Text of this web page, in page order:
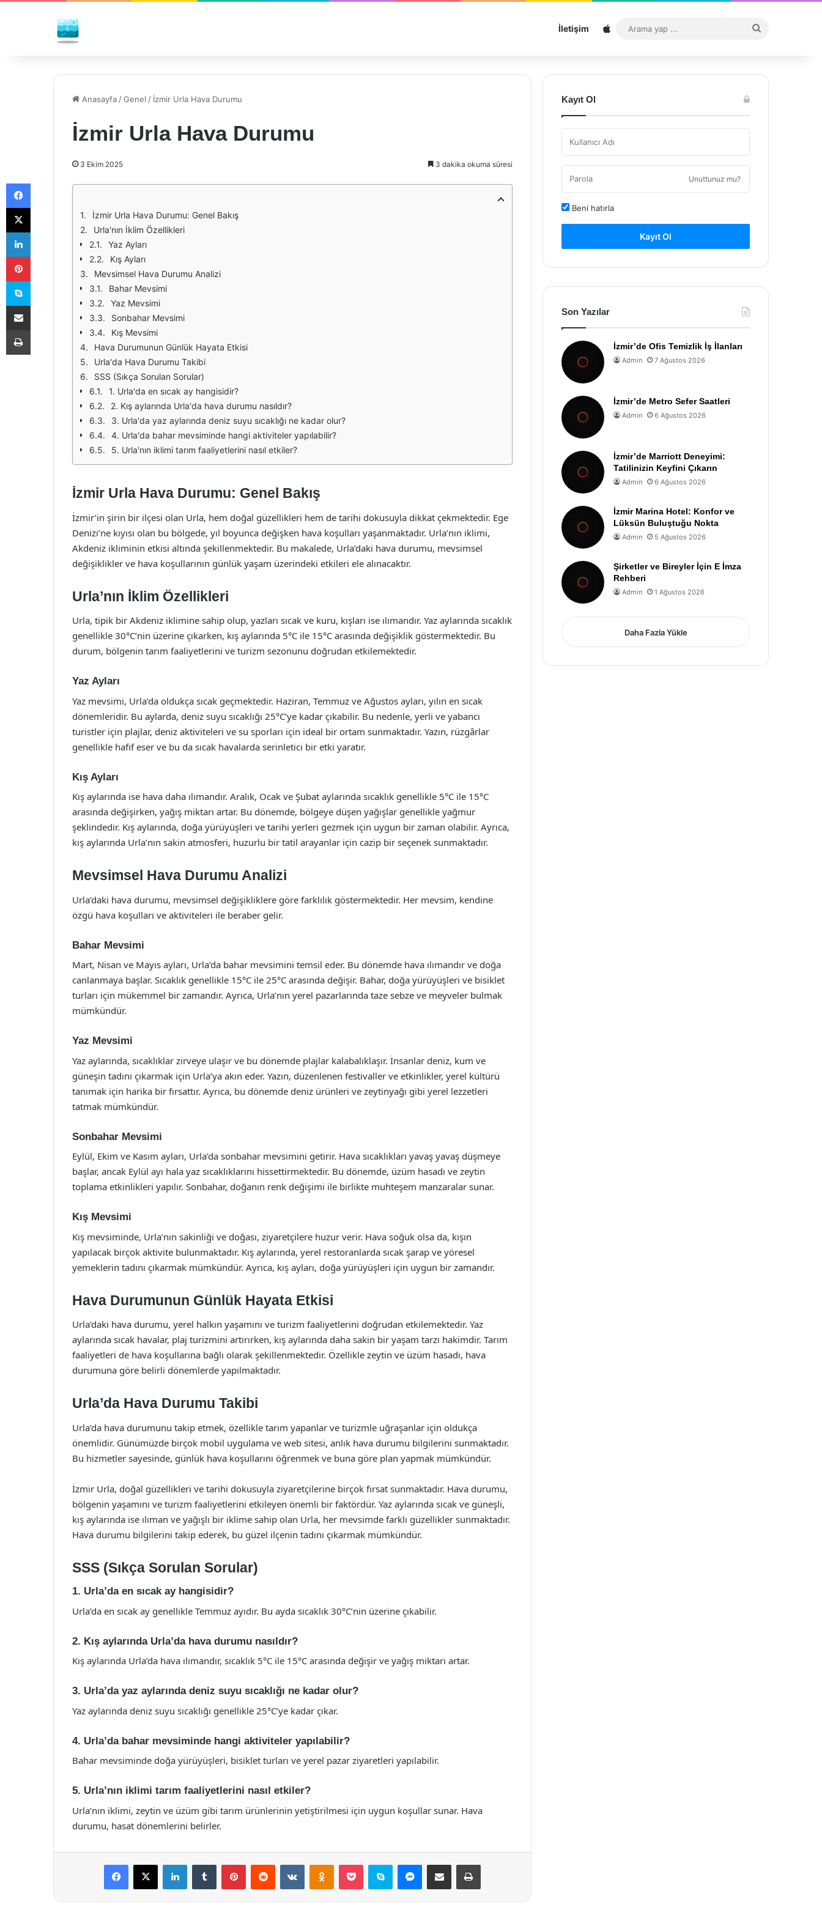
İletişim Sitemap
...
Anasayfa /Genel / İzmir Urla Hava Durumu
İzmir Urla Hava Durumu
3 Ekim 2025 3 dakika okuma süresi
İzmir Urla Hava Durumu: Genel Bakış
Urla'nın İklim Özellikleri
Yaz Ayları
Kış Ayları
Mevsimsel Hava Durumu Analizi
Bahar Mevsimi
Yaz Mevsimi
Sonbahar Mevsimi
Kış Mevsimi
Hava Durumunun Günlük Hayata Etkisi
Urla'da Hava Durumu Takibi
SSS (Sıkça Sorulan Sorular)
1. Urla'da en sıcak ay hangisidir?
2. Kış aylarında Urla'da hava durumu nasıldır?
3. Urla'da yaz aylarında deniz suyu sıcaklığı ne kadar olur?
4. Urla'da bahar mevsiminde hangi aktiviteler yapılabilir?
5. Urla'nın iklimi tarım faaliyetlerini nasıl etkiler?
İzmir Urla Hava Durumu: Genel Bakış
İzmir’in şirin bir ilçesi olan Urla, hem doğal güzellikleri hem de tarihi dokusuyla dikkat çekmektedir. Ege
Denizi’ne kıyısı olan bu bölgede, yıl boyunca değişken hava koşulları yaşanmaktadır. Urla’nın iklimi,
Akdeniz ikliminin etkisi altında şekillenmektedir. Bu makalede, Urla’daki hava durumu, mevsimsel
değişiklikler ve hava koşullarının günlük yaşam üzerindeki etkileri ele alınacaktır.
Urla’nın İklim Özellikleri
Urla, tipik bir Akdeniz iklimine sahip olup, yazları sıcak ve kuru, kışları ise ılımandır. Yaz aylarında sıcaklık
genellikle 30°C’nin üzerine çıkarken, kış aylarında 5°C ile 15°C arasında değişiklik göstermektedir. Bu
durum, bölgenin tarım faaliyetlerini ve turizm sezonunu doğrudan etkilemektedir.
Yaz Ayları
Yaz mevsimi, Urla’da oldukça sıcak geçmektedir. Haziran, Temmuz ve Ağustos ayları, yılın en sıcak
dönemleridir. Bu aylarda, deniz suyu sıcaklığı 25°C’ye kadar çıkabilir. Bu nedenle, yerli ve yabancı
turistler için plajlar, deniz aktiviteleri ve su sporları için ideal bir ortam sunmaktadır. Yazın, rüzgârlar
genellikle hafif eser ve bu da sıcak havalarda serinletici bir etki yaratır.
Kış Ayları
Kış aylarında ise hava daha ılımandır. Aralık, Ocak ve Şubat aylarında sıcaklık genellikle 5°C ile 15°C
arasında değişirken, yağış miktarı artar. Bu dönemde, bölgeye düşen yağışlar genellikle yağmur
şeklindedir. Kış aylarında, doğa yürüyüşleri ve tarihi yerleri gezmek için uygun bir zaman olabilir. Ayrıca,
kış aylarında Urla’nın sakin atmosferi, huzurlu bir tatil arayanlar için cazip bir seçenek sunmaktadır.
Mevsimsel Hava Durumu Analizi
Urla’daki hava durumu, mevsimsel değişikliklere göre farklılık göstermektedir. Her mevsim, kendine
özgü hava koşulları ve aktiviteleri ile beraber gelir.
Bahar Mevsimi
Mart, Nisan ve Mayıs ayları, Urla’da bahar mevsimini temsil eder. Bu dönemde hava ılımandır ve doğa
canlanmaya başlar. Sıcaklık genellikle 15°C ile 25°C arasında değişir. Bahar, doğa yürüyüşleri ve bisiklet
turları için mükemmel bir zamandır. Ayrıca, Urla’nın yerel pazarlarında taze sebze ve meyveler bulmak
mümkündür.
Yaz Mevsimi
Yaz aylarında, sıcaklıklar zirveye ulaşır ve bu dönemde plajlar kalabalıklaşır. İnsanlar deniz, kum ve
güneşin tadını çıkarmak için Urla’ya akın eder. Yazın, düzenlenen festivaller ve etkinlikler, yerel kültürü
tanımak için harika bir fırsattır. Ayrıca, bu dönemde deniz ürünleri ve zeytinyağı gibi yerel lezzetleri
tatmak mümkündür.
Sonbahar Mevsimi
Eylül, Ekim ve Kasım ayları, Urla’da sonbahar mevsimini getirir. Hava sıcaklıkları yavaş yavaş düşmeye
başlar, ancak Eylül ayı hala yaz sıcaklıklarını hissettirmektedir. Bu dönemde, üzüm hasadı ve zeytin
toplama etkinlikleri yapılır. Sonbahar, doğanın renk değişimi ile birlikte muhteşem manzaralar sunar.
Kış Mevsimi
Kış mevsiminde, Urla’nın sakinliği ve doğası, ziyaretçilere huzur verir. Hava soğuk olsa da, kışın
yapılacak birçok aktivite bulunmaktadır. Kış aylarında, yerel restoranlarda sıcak şarap ve yöresel
yemeklerin tadını çıkarmak mümkündür. Ayrıca, kış ayları, doğa yürüyüşleri için uygun bir zamandır.
Hava Durumunun Günlük Hayata Etkisi
Urla’daki hava durumu, yerel halkın yaşamını ve turizm faaliyetlerini doğrudan etkilemektedir. Yaz
aylarında sıcak havalar, plaj turizmini artırırken, kış aylarında daha sakin bir yaşam tarzı hakimdir. Tarım
faaliyetleri de hava koşullarına bağlı olarak şekillenmektedir. Özellikle zeytin ve üzüm hasadı, hava
durumuna göre belirli dönemlerde yapılmaktadır.
Urla’da Hava Durumu Takibi
Urla’da hava durumunu takip etmek, özellikle tarım yapanlar ve turizmle uğraşanlar için oldukça
önemlidir. Günümüzde birçok mobil uygulama ve web sitesi, anlık hava durumu bilgilerini sunmaktadır.
Bu hizmetler sayesinde, günlük hava koşullarını öğrenmek ve buna göre plan yapmak mümkündür.
İzmir Urla, doğal güzellikleri ve tarihi dokusuyla ziyaretçilerine birçok fırsat sunmaktadır. Hava durumu,
bölgenin yaşamını ve turizm faaliyetlerini etkileyen önemli bir faktördür. Yaz aylarında sıcak ve güneşli,
kış aylarında ise ılıman ve yağışlı bir iklime sahip olan Urla, her mevsimde farklı güzellikler sunmaktadır.
Hava durumu bilgilerini takip ederek, bu güzel ilçenin tadını çıkarmak mümkündür.
SSS (Sıkça Sorulan Sorular)
1. Urla’da en sıcak ay hangisidir?
Urla’da en sıcak ay genellikle Temmuz ayıdır. Bu ayda sıcaklık 30°C’nin üzerine çıkabilir.
2. Kış aylarında Urla’da hava durumu nasıldır?
Kış aylarında Urla’da hava ılımandır, sıcaklık 5°C ile 15°C arasında değişir ve yağış miktarı artar.
3. Urla’da yaz aylarında deniz suyu sıcaklığı ne kadar olur?
Yaz aylarında deniz suyu sıcaklığı genellikle 25°C’ye kadar çıkar.
4. Urla’da bahar mevsiminde hangi aktiviteler yapılabilir?
Bahar mevsiminde doğa yürüyüşleri, bisiklet turları ve yerel pazar ziyaretleri yapılabilir.
5. Urla’nın iklimi tarım faaliyetlerini nasıl etkiler?
Urla’nın iklimi, zeytin ve üzüm gibi tarım ürünlerinin yetiştirilmesi için uygun koşullar sunar. Hava
durumu, hasat dönemlerini belirler.
Facebook
X LinkedInTumblr PinterestReddit VKontakteOdnoklassniki
Pocket Skype Messenger
E-Posta ile paylaş Yazdır
Kayıt Ol
Unuttunuz mu?
Beni hatırla
Kayıt Ol
Son Yazılar
İzmir’de Ofis Temizlik İş İlanları
Admin 7 Ağustos 2026
İzmir’de Metro Sefer Saatleri
Admin 6 Ağustos 2026
İzmir’de Marriott Deneyimi:
Tatilinizin Keyfini Çıkarın
Admin 6 Ağustos 2026
İzmir Marina Hotel: Konfor ve
Lüksün Buluştuğu Nokta
Admin 5 Ağustos 2026
Şirketler ve Bireyler İçin E İmza
Rehberi
Admin 1 Ağustos 2026
Daha Fazla Yükle
Facebook
X
LinkedIn
Pinterest
Skype
E-Posta ile paylaş